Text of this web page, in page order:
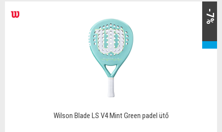
-7%
Wilson Blade LS V4 Mint Green padel ütő